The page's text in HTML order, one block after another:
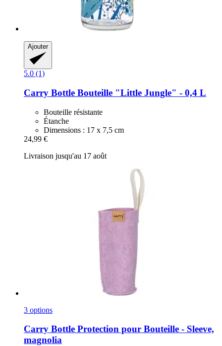
Ajouter
5.0 (1)
Carry Bottle Bouteille "Little Jungle" -​ 0,4 L
Bouteille résistante
Étanche
Dimensions : 17 x 7,5 cm
24,99 €
Livraison jusqu'au 17 août
3 options
Carry Bottle Protection pour Bouteille -​ Sleeve,
magnolia